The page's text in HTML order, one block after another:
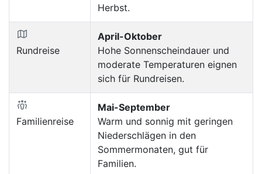
Herbst.
Rundreise
April-Oktober
Hohe Sonnenscheindauer und
moderate Temperaturen eignen
sich für Rundreisen.
Familienreise
Mai-September
Warm und sonnig mit geringen
Niederschlägen in den
Sommermonaten, gut für
Familien.